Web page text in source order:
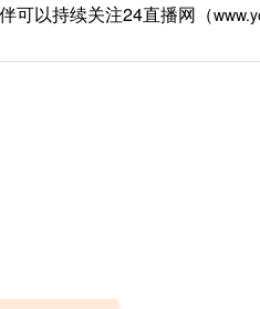
可以持续关注24直播网（